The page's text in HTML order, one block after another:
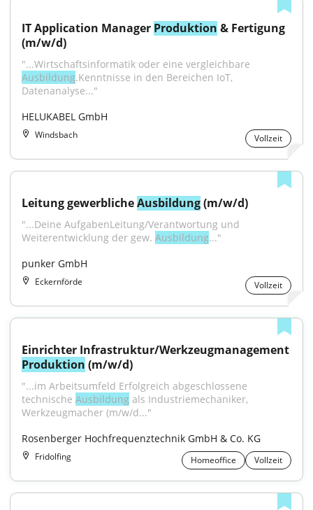
IT Application Manager Produktion & Fertigung
(m/w/d)
Ausbildung.Kenntnisse in den Bereichen IoT,
Datenanalyse..."
HELUKABEL GmbH
Windsbach Vollzeit
Leitung gewerbliche Ausbildung (m/w/d)
"...Deine AufgabenLeitung/Verantwortung und
Weiterentwicklung der gew. Ausbildung..."
punker GmbH
Eckernförde Vollzeit
Produktion (m/w/d)
"...im Arbeitsumfeld Erfolgreich abgeschlossene
technische Ausbildung als Industriemechaniker,
Werkzeugmacher (m/w/d..."
Rosenberger Hochfrequenztechnik GmbH & Co. KG
Fridolfing Homeoffice Vollzeit